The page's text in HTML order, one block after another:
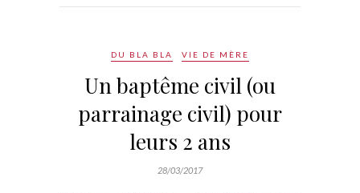
DU BLA BLA VIE DE MÈRE
Un baptême civil (ou
parrainage civil) pour
leurs 2 ans
28/03/2017